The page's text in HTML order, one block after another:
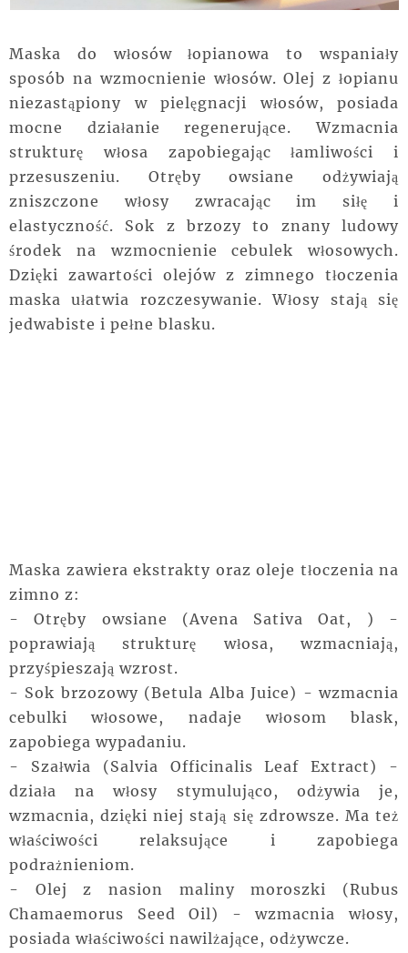
Maska do włosów łopianowa to wspaniały
sposób na wzmocnienie włosów. Olej z łopianu
niezastąpiony w pielęgnacji włosów, posiada
mocne działanie regenerujące. Wzmacnia
strukturę włosa zapobiegając łamliwości i
przesuszeniu. Otręby owsiane odżywiają
zniszczone włosy zwracając im siłę i
elastyczność. Sok z brzozy to znany ludowy
środek na wzmocnienie cebulek włosowych.
Dzięki zawartości olejów z zimnego tłoczenia
maska ułatwia rozczesywanie. Włosy stają się
jedwabiste i pełne blasku.
Maska zawiera ekstrakty oraz oleje tłoczenia na
zimno z:
- Otręby owsiane (Avena Sativa Oat, ) -
poprawiają strukturę włosa, wzmacniają,
przyśpieszają wzrost.
- Sok brzozowy (Betula Alba Juice) - wzmacnia
cebulki włosowe, nadaje włosom blask,
zapobiega wypadaniu.
- Szałwia (Salvia Officinalis Leaf Extract) -
działa na włosy stymulująco, odżywia je,
wzmacnia, dzięki niej stają się zdrowsze. Ma też
właściwości relaksujące i zapobiega
podrażnieniom.
- Olej z nasion maliny moroszki (Rubus
Chamaemorus Seed Oil) - wzmacnia włosy,
posiada właściwości nawilżające, odżywcze.